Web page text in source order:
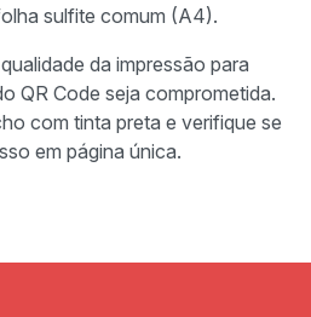
sulfite comum (A4).
da impressão para
QR Code seja comprometida.
com tinta preta e verifique se
em página única.